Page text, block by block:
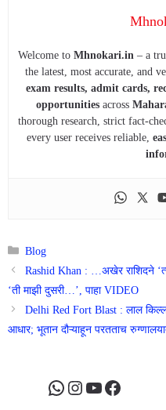
Welcome to Mhnokari.in – a
the latest, most accurate, and
exam results, admit cards,
opportunitiesacross
thorough research, strict fact-
every user receives reliable,
Categories
Blog
Rashid Khan : …अखेर राशिदने
‘ती माझी दुसरी…’, पाहा VIDEO
Delhi Red Fort Blast : लाल
आधार; भूतान दौऱ्याहून परतताच
WhatsApp
Instagram
YouTube
Facebook